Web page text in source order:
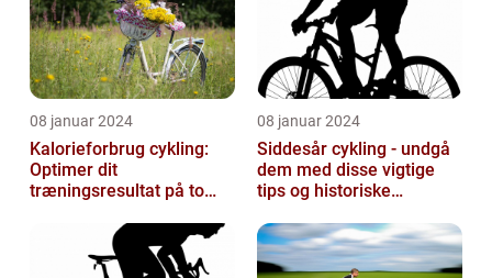
08 januar 2024
Kalorieforbrug cykling:
Optimer dit
træningsresultat på to
08 januar 2024
Siddesår cykling - undgå
dem med disse vigtige
tips og historiske